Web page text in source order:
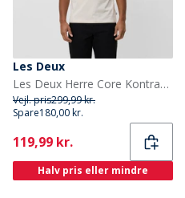
Les Deux
Les Deux Herre Core Kontrast T-shirt Ivory
Vejl. pris299,99 kr.
Spare180,00 kr.
Current
119,99 kr.
Halv pris eller mindre